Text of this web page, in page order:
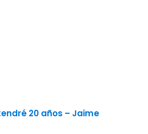
20 años – Jaime